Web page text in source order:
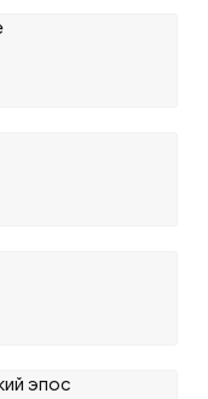
эпос